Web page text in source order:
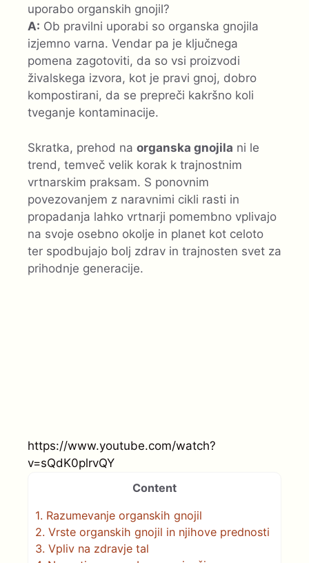
uporabo organskih gnojil?
A: Ob pravilni uporabi so organska gnojila
izjemno varna. Vendar pa je ključnega
pomena zagotoviti, da so vsi proizvodi
živalskega izvora, kot je pravi gnoj, dobro
kompostirani, da se prepreči kakršno koli
tveganje kontaminacije.
Skratka, prehod na organska gnojila ni le
trend, temveč velik korak k trajnostnim
vrtnarskim praksam. S ponovnim
povezovanjem z naravnimi cikli rasti in
propadanja lahko vrtnarji pomembno vplivajo
na svoje osebno okolje in planet kot celoto
ter spodbujajo bolj zdrav in trajnosten svet za
prihodnje generacije.
https://www.youtube.com/watch?
v=sQdK0plrvQY
Content
1. Razumevanje organskih gnojil
2. Vrste organskih gnojil in njihove prednosti
3. Vpliv na zdravje tal